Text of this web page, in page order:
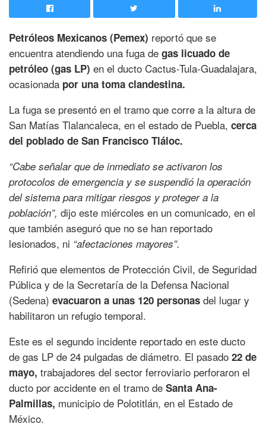
Petróleos Mexicanos (Pemex) reportó que se
encuentra atendiendo una fuga de gas licuado de
petróleo (gas LP) en el ducto Cactus-Tula-Guadalajara,
ocasionada por una toma clandestina.
La fuga se presentó en el tramo que corre a la altura de
San Matías Tlalancaleca, en el estado de Puebla, cerca
del poblado de San Francisco Tláloc.
“Cabe señalar que de inmediato se activaron los
protocolos de emergencia y se suspendió la operación
del sistema para mitigar riesgos y proteger a la
población”, dijo este miércoles en un comunicado, en el
que también aseguró que no se han reportado
lesionados, ni “afectaciones mayores”.
Refirió que elementos de Protección Civil, de Seguridad
Pública y de la Secretaría de la Defensa Nacional
(Sedena) evacuaron a unas 120 personas del lugar y
habilitaron un refugio temporal.
Este es el segundo incidente reportado en este ducto
de gas LP de 24 pulgadas de diámetro. El pasado 22 de
mayo, trabajadores del sector ferroviario perforaron el
ducto por accidente en el tramo de Santa Ana-
Palmillas, municipio de Polotitlán, en el Estado de
México.